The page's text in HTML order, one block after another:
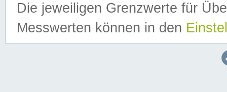
Die jeweiligen Grenzwerte für
Messwerten können in den